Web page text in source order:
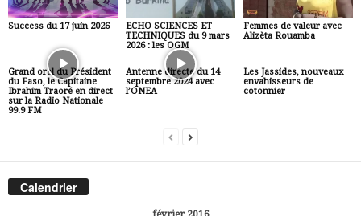
Success du 17 juin 2026
ECHO SCIENCES ET
TECHNIQUES du 9 mars
2026 : les OGM
Femmes de valeur avec
Alizèta Rouamba
Grand oral du Président
du Faso, le Capitaine
Ibrahim Traoré en direct
sur la Radio Nationale
99.9 FM
Antenne directe du 14
septembre 2024 avec
l’ONEA
Les Jassides, nouveaux
envahisseurs de
cotonnier
Calendrier